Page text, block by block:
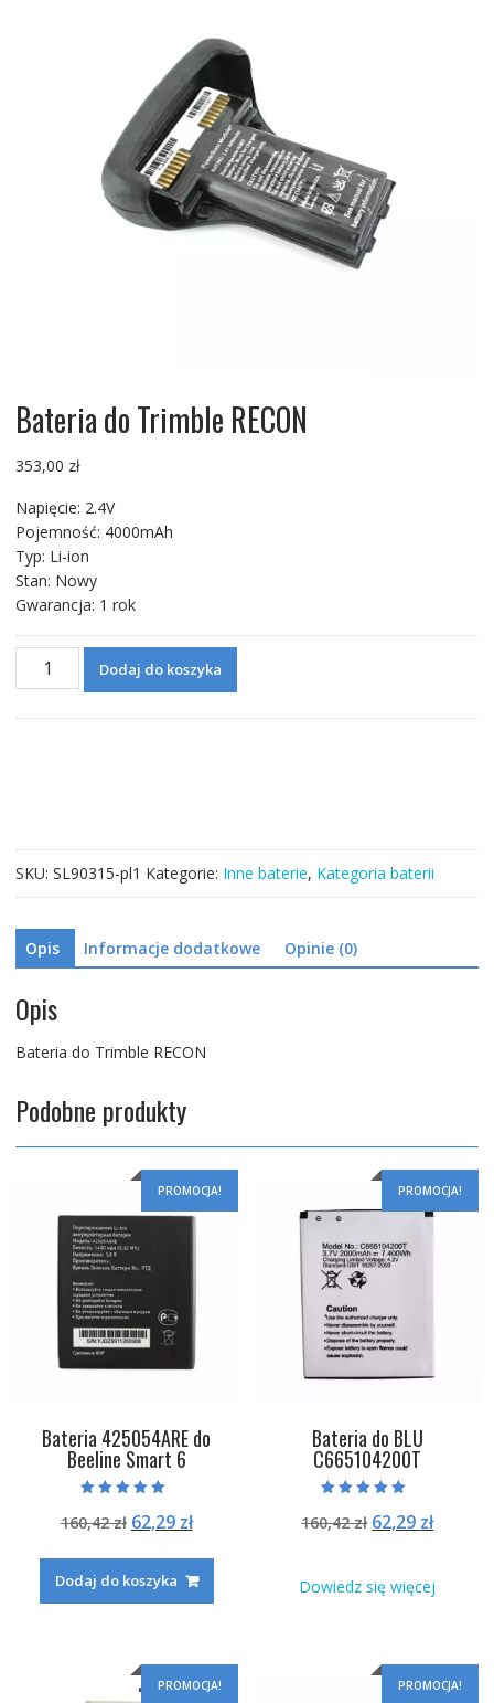
Bateria do Trimble RECON
353,00 zł
Napięcie: 2.4V
Pojemność: 4000mAh
Typ: Li-ion
Stan: Nowy
Gwarancja: 1 rok
ilość
Bateria
Dodaj do koszyka
SKU: SL90315-pl1 Kategorie: Inne baterie, Kategoria baterii
Opis Informacje dodatkowe Opinie (0)
Opis
Bateria do Trimble RECON
Podobne produkty
PROMOCJA!
Bateria 425054ARE do
Beeline Smart 6
5.00
na 5
160,42zł Pierwotna
wynosiła:
160,42 zł.
62,29 złAktualna
62,29 zł.
Dodaj do koszyka
PROMOCJA!
Bateria do BLU
C665104200T
5.00
na 5
160,42zł Pierwotna
160,42 zł.
62,29 zł
62,29
Dowiedz się więcej
PROMOCJA! PROMOCJA!